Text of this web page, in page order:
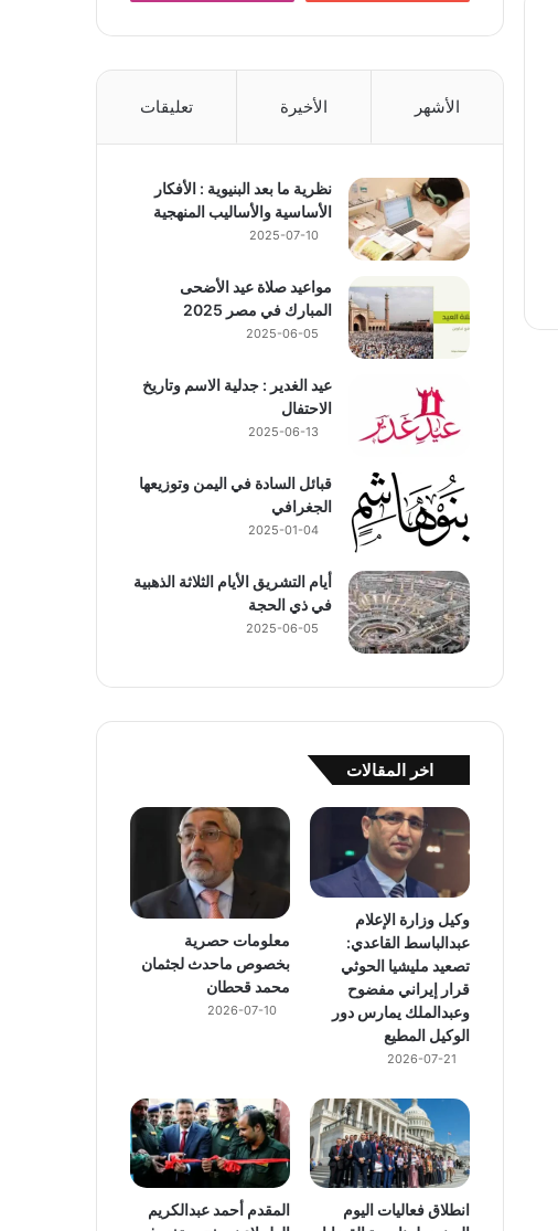
الأشهر الأخيرة تعليقات
نظرية ما بعد البنيوية : الأفكار
الأساسية والأساليب المنهجية
2025-07-10
مواعيد صلاة عيد الأضحى
المبارك في مصر 2025
2025-06-05
عيد الغدير : جدلية الاسم وتاريخ
الاحتفال
2025-06-13
قبائل السادة في اليمن وتوزيعها
الجغرافي
2025-01-04
أيام التشريق الأيام الثلاثة الذهبية
في ذي الحجة
2025-06-05
اخر المقالات
وكيل وزارة الإعلام
عبدالباسط القاعدي:
تصعيد مليشيا الحوثي
قرار إيراني مفضوح
وعبدالملك يمارس دور
الوكيل المطيع
2026-07-21
معلومات حصرية
بخصوص ماحدث لجثمان
محمد قحطان
2026-07-10
انطلاق فعاليات اليوم
المقدم أحمد عبدالكريم